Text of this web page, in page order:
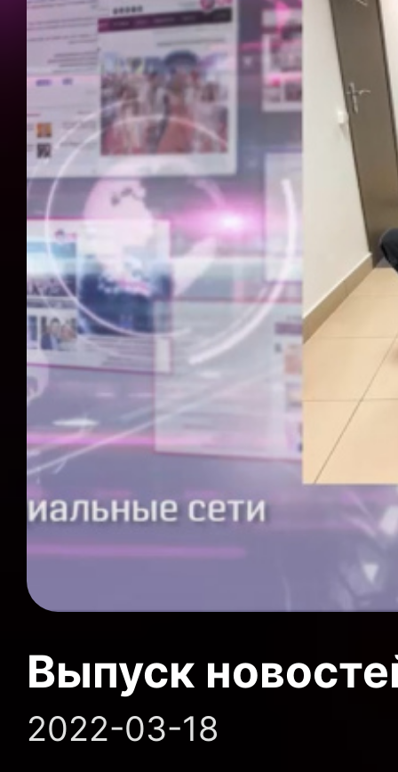
Выпуск
2022-03-18